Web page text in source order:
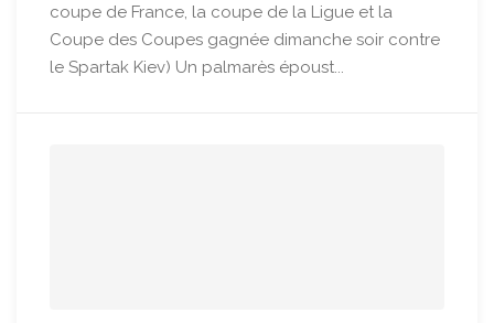
coupe de France, la coupe de la Ligue et la
Coupe des Coupes gagnée dimanche soir contre
le Spartak Kiev) Un palmarès époust...